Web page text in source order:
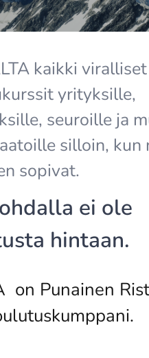
kaikki viralliset
yrityksille,
seuroille ja
silloin, kun
sopivat.
ei ole
hintaan.
on Punainen